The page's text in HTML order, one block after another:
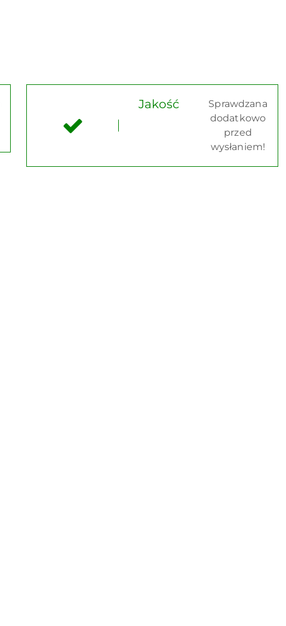
Jakość
Sprawdzana
dodatkowo
przed
wysłaniem!